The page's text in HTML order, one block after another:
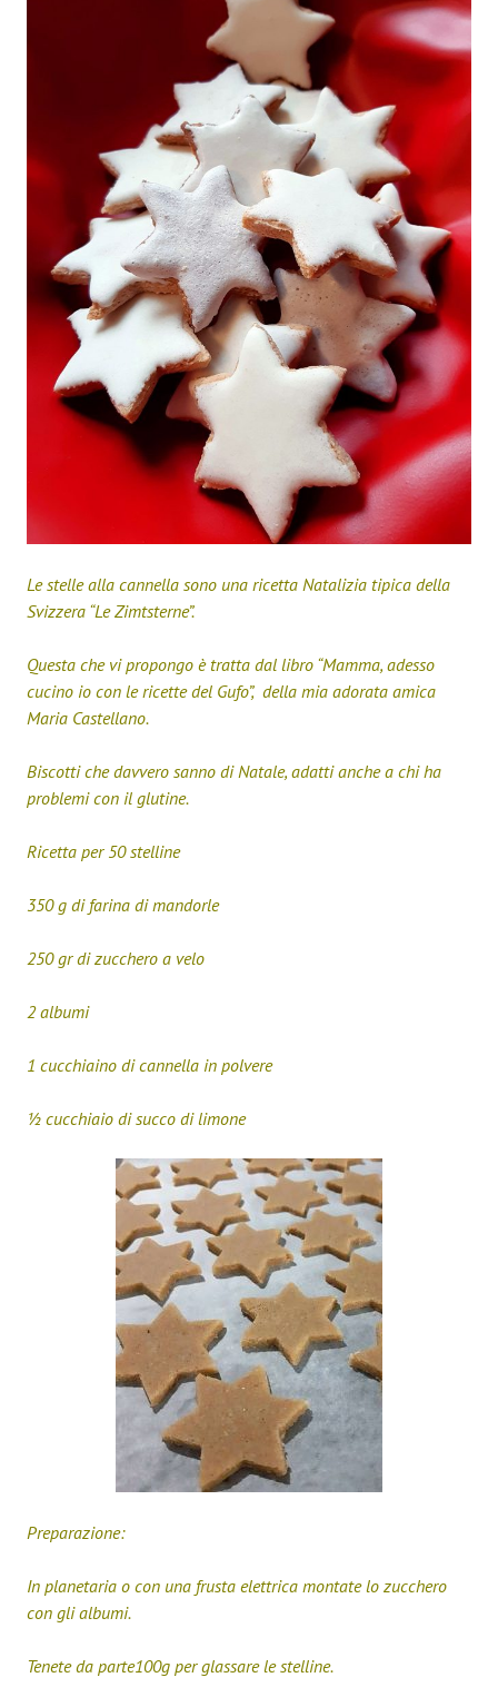
Le stelle alla cannella sono una ricetta Natalizia tipica della
Svizzera “Le Zimtsterne”.
Questa che vi propongo è tratta dal libro “Mamma, adesso
cucino io con le ricette del Gufo”, della mia adorata amica
Maria Castellano.
Biscotti che davvero sanno di Natale, adatti anche a chi ha
problemi con il glutine.
Ricetta per 50 stelline
350 g di farina di mandorle
250 gr di zucchero a velo
2 albumi
1 cucchiaino di cannella in polvere
½ cucchiaio di succo di limone
Preparazione:
In planetaria o con una frusta elettrica montate lo zucchero
con gli albumi.
Tenete da parte100g per glassare le stelline.